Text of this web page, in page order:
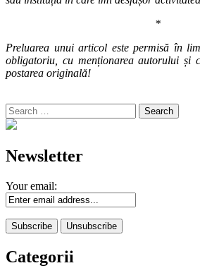
*
Preluarea unui articol este permisă în
obligatoriu, cu menționarea autorului și
postarea originală!
Search
for:
Newsletter
Your email:
Categorii